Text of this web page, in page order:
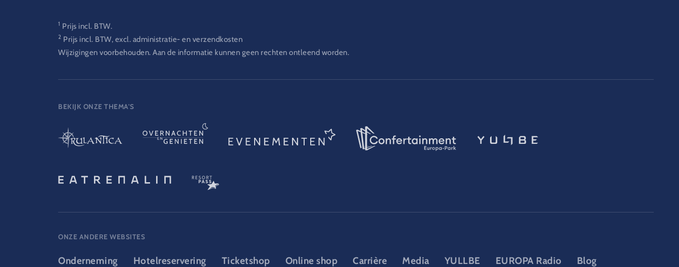
1 Prijs incl. BTW.
2 Prijs incl. BTW, excl. administratie- en verzendkosten
Wijzigingen voorbehouden. Aan de informatie kunnen geen rechten ontleend worden.
BEKIJK ONZE THEMA'S
ONZE ANDERE WEBSITES
Onderneming Hotelreservering Ticketshop Online shop Carrière Media YULLBE EUROPA Radio Blog